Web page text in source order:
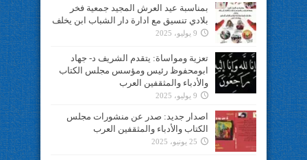
بمناسبة عيد العرش المجيد جمعية فخر
بلادي تنسيق مع ادارة دار الشباب ابن يخلف
9 يوليو، 2025
تعزية ومواساة: يتقدم الشريف د- جهاد
ابومحفوظ رئيس ومؤسس مجلس الكتاب
والأدباء والمثقفين العرب
9 يوليو، 2025
اصدار جديد: صدر عن منشورات مجلس
الكتاب والأدباء والمثقفين العرب
25 يونيو، 2025